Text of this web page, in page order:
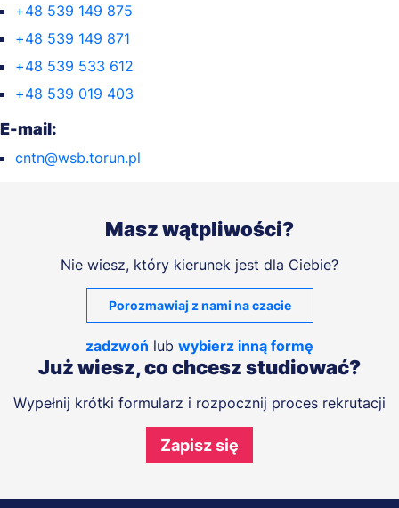
+48 539 149 875
+48 539 149 871
+48 539 533 612
+48 539 019 403
E-mail:
cntn@wsb.torun.pl
Masz wątpliwości?
Nie wiesz, który kierunek jest dla Ciebie?
Porozmawiaj z nami na czacie
zadzwoń lub wybierz inną formę
Już wiesz, co chcesz studiować?
Wypełnij krótki formularz i rozpocznij proces rekrutacji
Zapisz się